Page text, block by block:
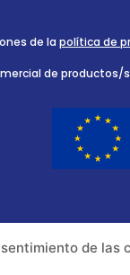
de las
de la política de
de productos/